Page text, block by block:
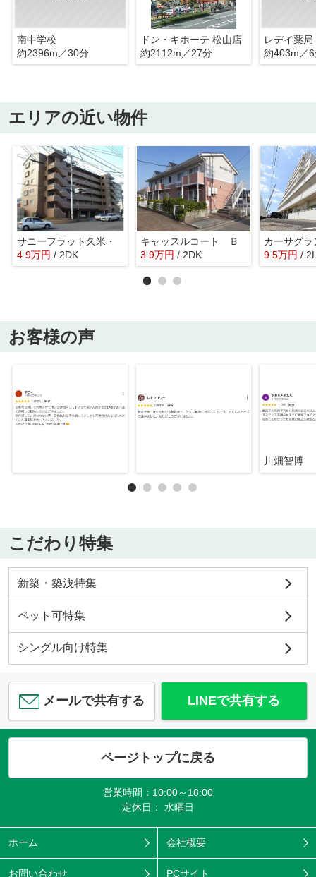
南中学校
約2396m／30分
ドン・キホーテ 松山店
約2112m／27分
レデイ薬
約403m／
エリアの近い物件
サニーフラット久米・
4.9万円 / 2DK
キャッスルコート Ｂ
3.9万円 / 2DK
カーサグラ
9.5万円 /
お客様の声
川畑智博
こだわり特集
新築・築浅特集
ペット可特集
シングル向け特集
メールで共有する LINEで共有する
ページトップに戻る
営業時間：10:00～18:00
定休日： 水曜日
ホーム 会社概要
お問い合わせ PCサイト